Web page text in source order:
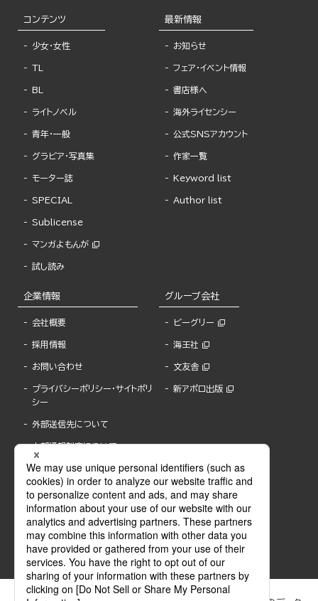
コンテンツ
少女・女性
TL
BL
ライトノベル
青年・一般
グラビア・写真集
モーター誌
SPECIAL
Sublicense
マンガよもんが
試し読み
最新情報
お知らせ
フェア・イベント情報
書店様へ
海外ライセンシー
公式SNSアカウント
作家一覧
Keyword list
Author list
企業情報
会社概要
採用情報
お問い合わせ
プライバシーポリシー・サイトポリ
シー
外部送信先について
内部通報制度について
グループ会社
ビーグリー
海王社
文友舎
新アポロ出版